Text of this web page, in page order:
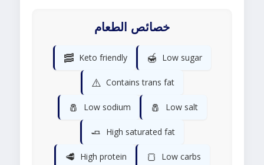
خصائص الطعام
🥓 Keto friendly 🍯 Low sugar
⚠️ Contains trans fat
🧂 Low sodium 🧂 Low salt
🧈 High saturated fat
🥩 High protein 🍞 Low carbs